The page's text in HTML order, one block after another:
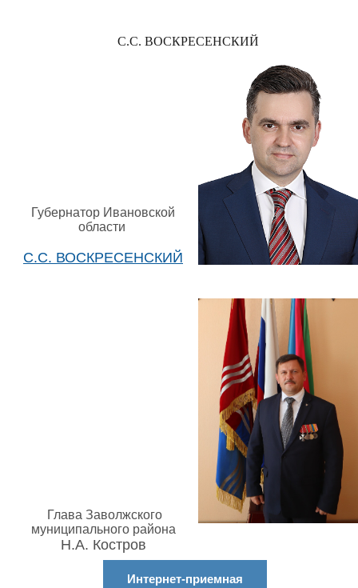
С.С. ВОСКРЕСЕНСКИЙ
Губернатор Ивановской
области
С.С. ВОСКРЕСЕНСКИЙ
Глава Заволжского
муниципального района
Н.А. Костров
Интернет-приемная